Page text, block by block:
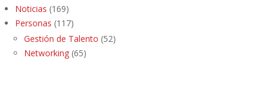
Noticias (169)
Personas (117)
Gestión de Talento (52)
Networking (65)